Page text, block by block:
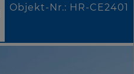
Objekt-Nr.: HR-CE2401